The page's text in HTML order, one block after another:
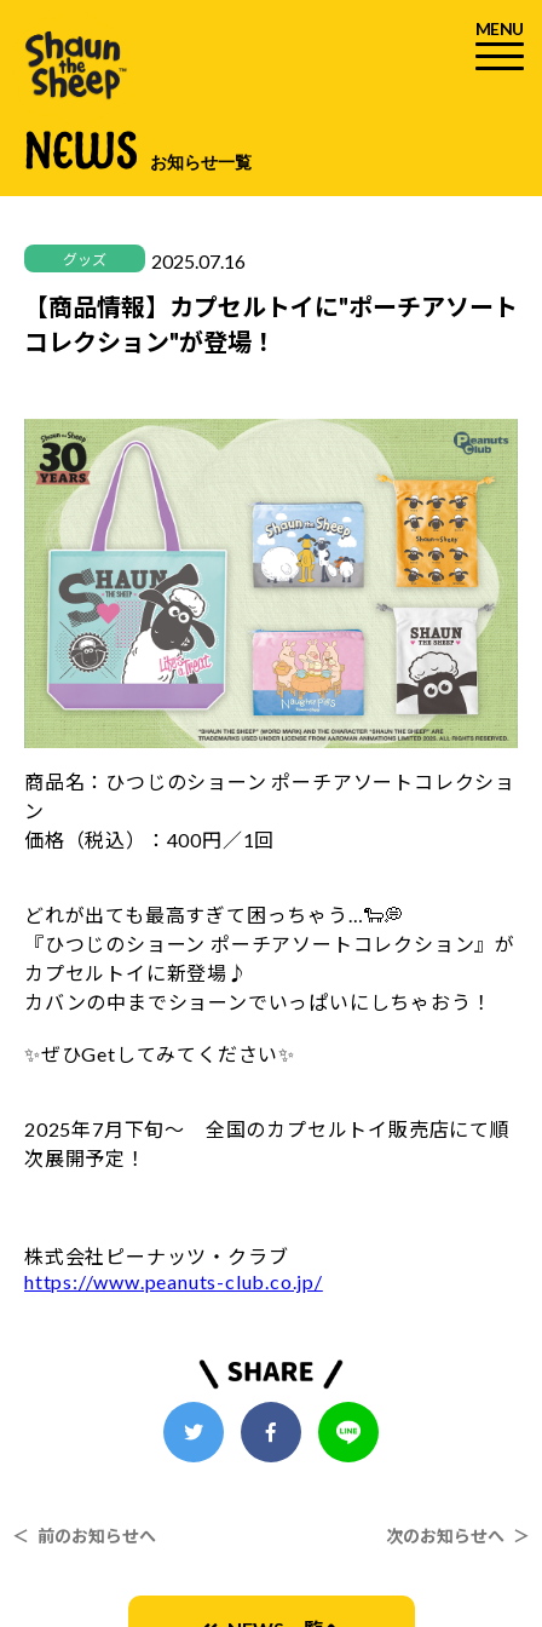
MENU
NEWS お知らせ一覧
グッズ 2025.07.16
【商品情報】カプセルトイに"ポーチアソート
コレクション"が登場！
商品名：ひつじのショーン ポーチアソートコレクショ
ン
価格（税込）：400円／1回
どれが出ても最高すぎて困っちゃう…🐑💭
『ひつじのショーン ポーチアソートコレクション』が
カプセルトイに新登場♪
カバンの中までショーンでいっぱいにしちゃおう！
✨ぜひGetしてみてください✨
2025年7月下旬～ 全国のカプセルトイ販売店にて順
次展開予定！
株式会社ピーナッツ・クラブ
https://www.peanuts-club.co.jp/
＜ 前のお知らせへ 次のお知らせへ ＞